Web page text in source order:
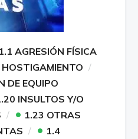
1.1 AGRESIÓN FÍSICA
DE EQUIPO
INSULTOS Y/O
• 1.23 OTRAS
• 1.4